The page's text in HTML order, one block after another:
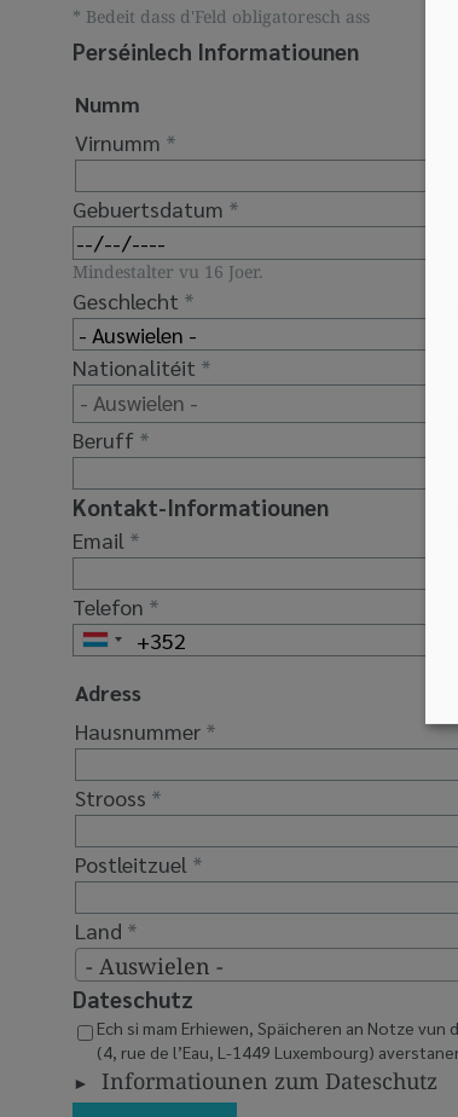
Bedeit dass d'Feld obligatoresch ass
Perséinlech Informatiounen
Numm
Virnumm
Gebuertsdatum
Mindestalter vu 16 Joer.
Geschlecht
Nationalitéit
Beruff
Kontakt-Informatiounen
Email
Telefon
Adress
Hausnummer
Strooss
Postleitzuel
Land
- Auswielen -
Dateschutz
Ech si mam Erhiewen, Späicheren an Notze
(4, rue de l’Eau, L-1449 Luxembourg)
Informatiounen zum Dateschutz